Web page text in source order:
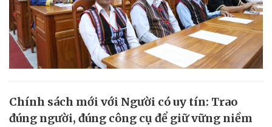
Chính sách mới với Người có uy tín: Trao
đúng người, đúng công cụ để giữ vững niềm